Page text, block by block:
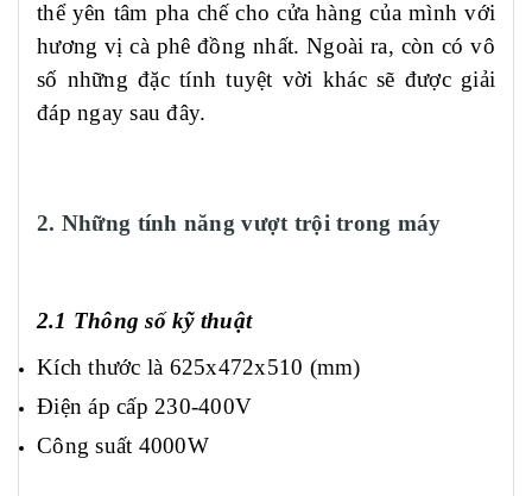
thể yên tâm pha chế cho cửa hàng của mình với
hương vị cà phê đồng nhất. Ngoài ra, còn có vô
số những đặc tính tuyệt vời khác sẽ được giải
đáp ngay sau đây.
2. Những tính năng vượt trội trong máy
2.1 Thông số kỹ thuật
Kích thước là 625x472x510 (mm)
Điện áp cấp 230-400V
Công suất 4000W